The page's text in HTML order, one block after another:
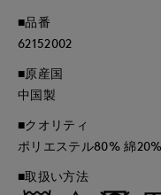
■品番
62152002
■原産国
中国製
■クオリティ
ポリエステル80% 綿20%
■取扱い方法